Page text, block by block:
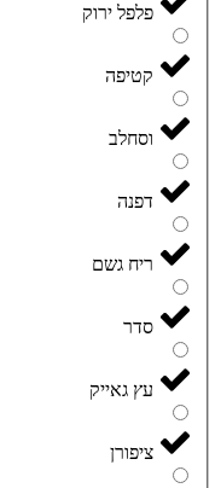
פלפל ירוק
קטיפה
וסחלב
דפנה
ריח גשם
סדר
עץ גאייק
ציפורן